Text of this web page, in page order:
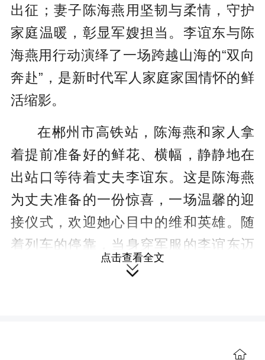
出征；妻子陈海燕用坚韧与柔情，守护
家庭温暖，彰显军嫂担当。李谊东与陈
海燕用行动演绎了一场跨越山海的“双向
奔赴”，是新时代军人家庭家国情怀的鲜
活缩影。
在郴州市高铁站，陈海燕和家人拿
着提前准备好的鲜花、横幅，静静地在
出站口等待着丈夫李谊东。这是陈海燕
为丈夫准备的一份惊喜，一场温馨的迎
接仪式，欢迎她心目中的维和英雄。随
着列车的停靠，当身穿军服的李谊东迈
着矫健的步伐，拉着行李箱走出候机大
点击查看全文
